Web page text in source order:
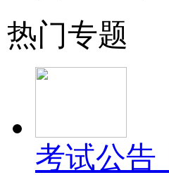
热门专题
考试公告